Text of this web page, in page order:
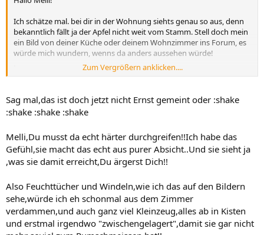
Ich schätze mal. bei dir in der Wohnung siehts genau so aus, denn
bekanntlich fällt ja der Apfel nicht weit vom Stamm. Stell doch mein
ein Bild von deiner Küche oder deinem Wohnzimmer ins Forum, es
würde mich wundern, wenns da anders aussehen würde!
mfg, odin
Zum Vergrößern anklicken....
Sag mal,das ist doch jetzt nicht Ernst gemeint oder :shake
:shake :shake :shake
Melli,Du musst da echt härter durchgreifen!!Ich habe das
Gefühl,sie macht das echt aus purer Absicht..Und sie sieht ja
,was sie damit erreicht,Du ärgerst Dich!!
Also Feuchttücher und Windeln,wie ich das auf den Bildern
sehe,würde ich eh schonmal aus dem Zimmer
verdammen,und auch ganz viel Kleinzeug,alles ab in Kisten
und erstmal irgendwo "zwischengelagert",damit sie gar nicht